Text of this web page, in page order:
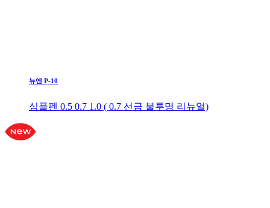
뉴엔 P-10
심플펜 0.5 0.7 1.0 ( 0.7 선금 불투명 리뉴얼)